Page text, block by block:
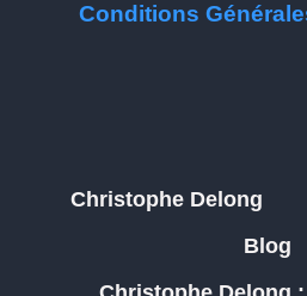
Conditions
Christophe Delong
Blog